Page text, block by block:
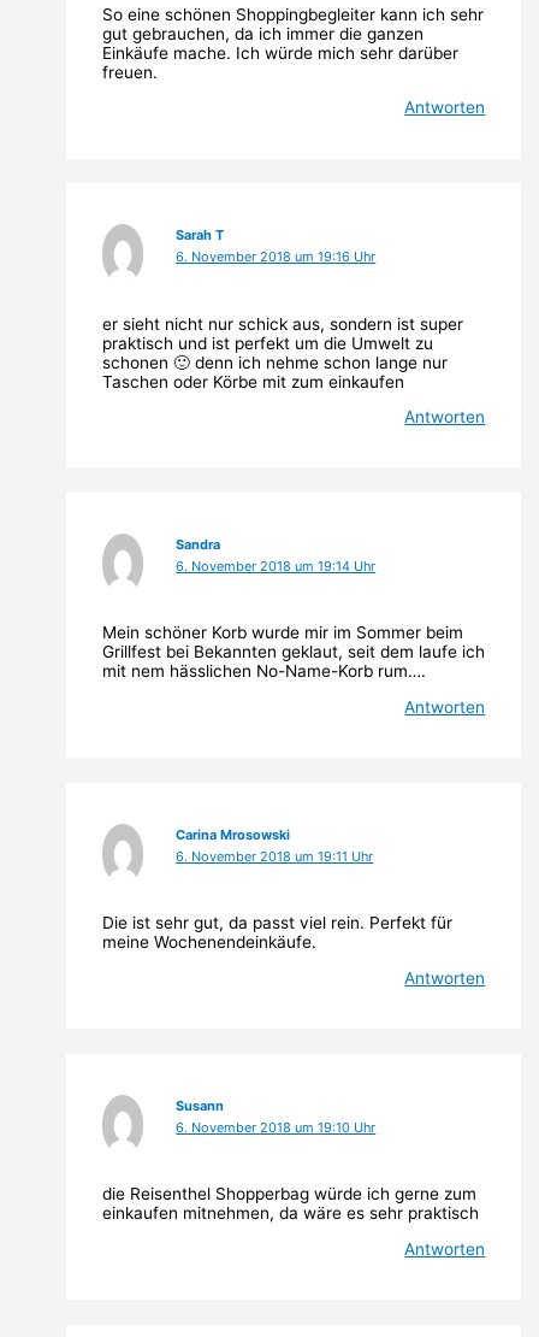
So eine schönen Shoppingbegleiter kann ich sehr
gut gebrauchen, da ich immer die ganzen
Einkäufe mache. Ich würde mich sehr darüber
freuen.
Antworten
Sarah T
6. November 2018 um 19:16 Uhr
er sieht nicht nur schick aus, sondern ist super
praktisch und ist perfekt um die Umwelt zu
schonen 🙂 denn ich nehme schon lange nur
Taschen oder Körbe mit zum einkaufen
Antworten
Sandra
6. November 2018 um 19:14 Uhr
Mein schöner Korb wurde mir im Sommer beim
Grillfest bei Bekannten geklaut, seit dem laufe ich
mit nem hässlichen No-Name-Korb rum….
Antworten
Carina Mrosowski
6. November 2018 um 19:11 Uhr
Die ist sehr gut, da passt viel rein. Perfekt für
meine Wochenendeinkäufe.
Antworten
Susann
6. November 2018 um 19:10 Uhr
die Reisenthel Shopperbag würde ich gerne zum
einkaufen mitnehmen, da wäre es sehr praktisch
Antworten